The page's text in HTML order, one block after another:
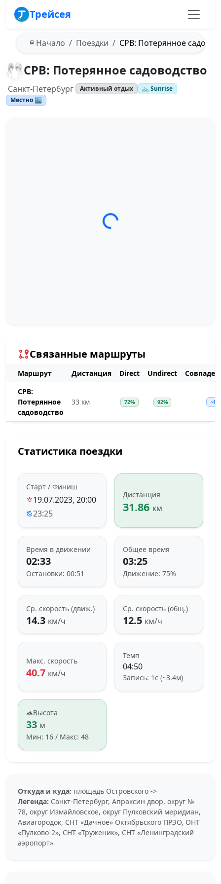
Трейсея
Начало Поездки СРВ: Потерянное
СРВ: Потерянное садоводство
Санкт-Петербург Активный отдых
🚲 Sunrise
Местно 🏙️
Загрузка трека...
Связанные маршруты
Маршрут Дистанция Direct Undirect
СРВ:
Потерянное
садоводство
33 км 72% 92%
Статистика поездки
Старт / Финиш
19.07.2023, 20:00
23:25
Дистанция
31.86 км
Время в движении
02:33
Остановки: 00:51
Общее время
03:25
Движение: 75%
Ср. скорость (движ.)
14.3 км/ч
Ср. скорость (общ.)
12.5 км/ч
Макс. скорость
40.7 км/ч
Темп
04:50
Запись: 1с (~3.4м)
Высота
33 м
Мин: 16 / Макс: 48
Откуда и куда: площадь Островского ->
Легенда: Санкт-Петербург, Апраксин двор, округ №
78, округ Измайловское, округ Пулковский меридиан,
Авиагородок, СНТ «Дачное» Октябрьского ПРЭО, ОНТ
«Пулково-2», СНТ «Труженик», СНТ «Ленинградский
аэропорт»